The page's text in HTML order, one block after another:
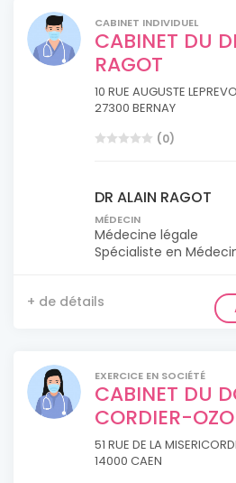
CABINET INDIVIDUEL
CABINET DU
RAGOT
10 RUE AUGUSTE
27300 BERNAY
(0)
DR ALAIN RAGOT
MÉDECIN
Médecine légale
Spécialiste en
+ de détails
EXERCICE EN SOCIÉTÉ
CABINET DU
CORDIER-
51 RUE DE LA
14000 CAEN